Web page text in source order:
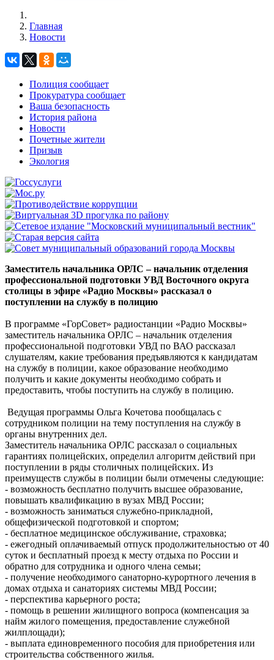
Главная
Новости
Полиция сообщает
Прокуратура сообщает
Ваша безопасность
История района
Новости
Почетные жители
Призыв
Экология
Заместитель начальника ОРЛС – начальник отделения
профессиональной подготовки УВД Восточного округа
столицы в эфире «Радио Москвы» рассказал о
поступлении на службу в полицию
В программе «ГорСовет» радиостанции «Радио Москвы»
заместитель начальника ОРЛС – начальник отделения
профессиональной подготовки УВД по ВАО рассказал
слушателям, какие требования предъявляются к кандидатам
на службу в полиции, какое образование необходимо
получить и какие документы необходимо собрать и
предоставить, чтобы поступить на службу в полицию.
Ведущая программы Ольга Кочетова пообщалась с
сотрудником полиции на тему поступления на службу в
органы внутренних дел.
Заместитель начальника ОРЛС рассказал о социальных
гарантиях полицейских, определил алгоритм действий при
поступлении в ряды столичных полицейских. Из
преимуществ службы в полиции были отмечены следующие:
- возможность бесплатно получить высшее образование,
повышать квалификацию в вузах МВД России;
- возможность заниматься служебно-прикладной,
общефизической подготовкой и спортом;
- бесплатное медицинское обслуживание, страховка;
- ежегодный оплачиваемый отпуск продолжительностью от 40
суток и бесплатный проезд к месту отдыха по России и
обратно для сотрудника и одного члена семьи;
- получение необходимого санаторно-курортного лечения в
домах отдыха и санаториях системы МВД России;
- перспектива карьерного роста;
- помощь в решении жилищного вопроса (компенсация за
найм жилого помещения, предоставление служебной
жилплощади);
- выплата единовременного пособия для приобретения или
строительства собственного жилья.